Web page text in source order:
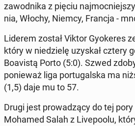
za­wod­ni­ka z pięciu
nia, Włochy, Niemcy, Francja -
Liderem został Viktor Gyok­eres
który w niedzielę uzyskał cztery
Boav­istą Porto (5:0). Szwed
ponieważ liga por­tu­gal­s­ka ma
(1,5) daje mu to 57.
Drugi jest prowadzą­cy do tej pory
Mohamed Salah z Live­poolu,